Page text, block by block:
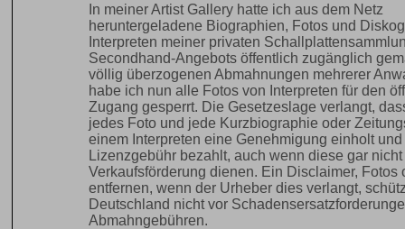
In meiner Artist Gallery hatte ich aus dem Netz
heruntergeladene Biographien, Fotos und
Interpreten meiner privaten
Secondhand-Angebots öffentlich zugänglich
völlig überzogenen Abmahnungen mehrerer
habe ich nun alle Fotos von Interpreten für den
Zugang gesperrt. Die Gesetzeslage verlangt,
jedes Foto und jede Kurzbiographie oder
einem Interpreten eine Genehmigung einholt
Lizenzgebühr bezahlt, auch wenn diese gar nicht
Verkaufsförderung dienen. Ein Disclaimer, Fotos
entfernen, wenn der Urheber dies verlangt,
Deutschland nicht vor
Abmahngebühren.